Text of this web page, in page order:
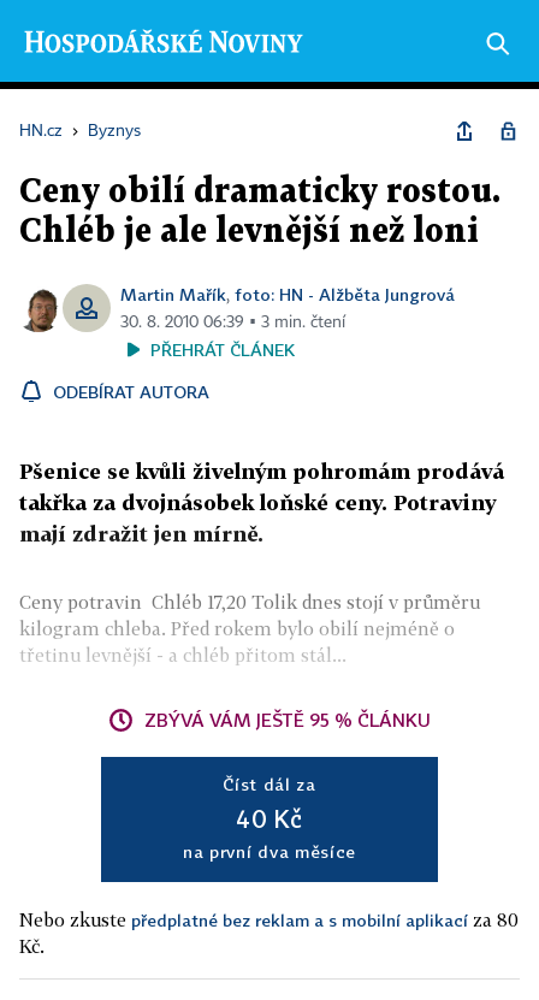
HN.cz › Byznys
Ceny obilí dramaticky rostou.
Chléb je ale levnější než loni
Martin Mařík, foto: HN - Alžběta Jungrová
30. 8. 2010 06:39 ▪ 3 min. čtení
PŘEHRÁT ČLÁNEK
ODEBÍRAT AUTORA
Pšenice se kvůli živelným pohromám prodává
takřka za dvojnásobek loňské ceny. Potraviny
mají zdražit jen mírně.
Ceny potravin Chléb 17,20 Tolik dnes stojí v průměru
kilogram chleba. Před rokem bylo obilí nejméně o
třetinu levnější - a chléb přitom stál...
ZBÝVÁ VÁM JEŠTĚ 95 % ČLÁNKU
Číst dál za
40 Kč
na první dva měsíce
Nebo zkuste předplatné bez reklam a s mobilní aplikací za 80
Kč.